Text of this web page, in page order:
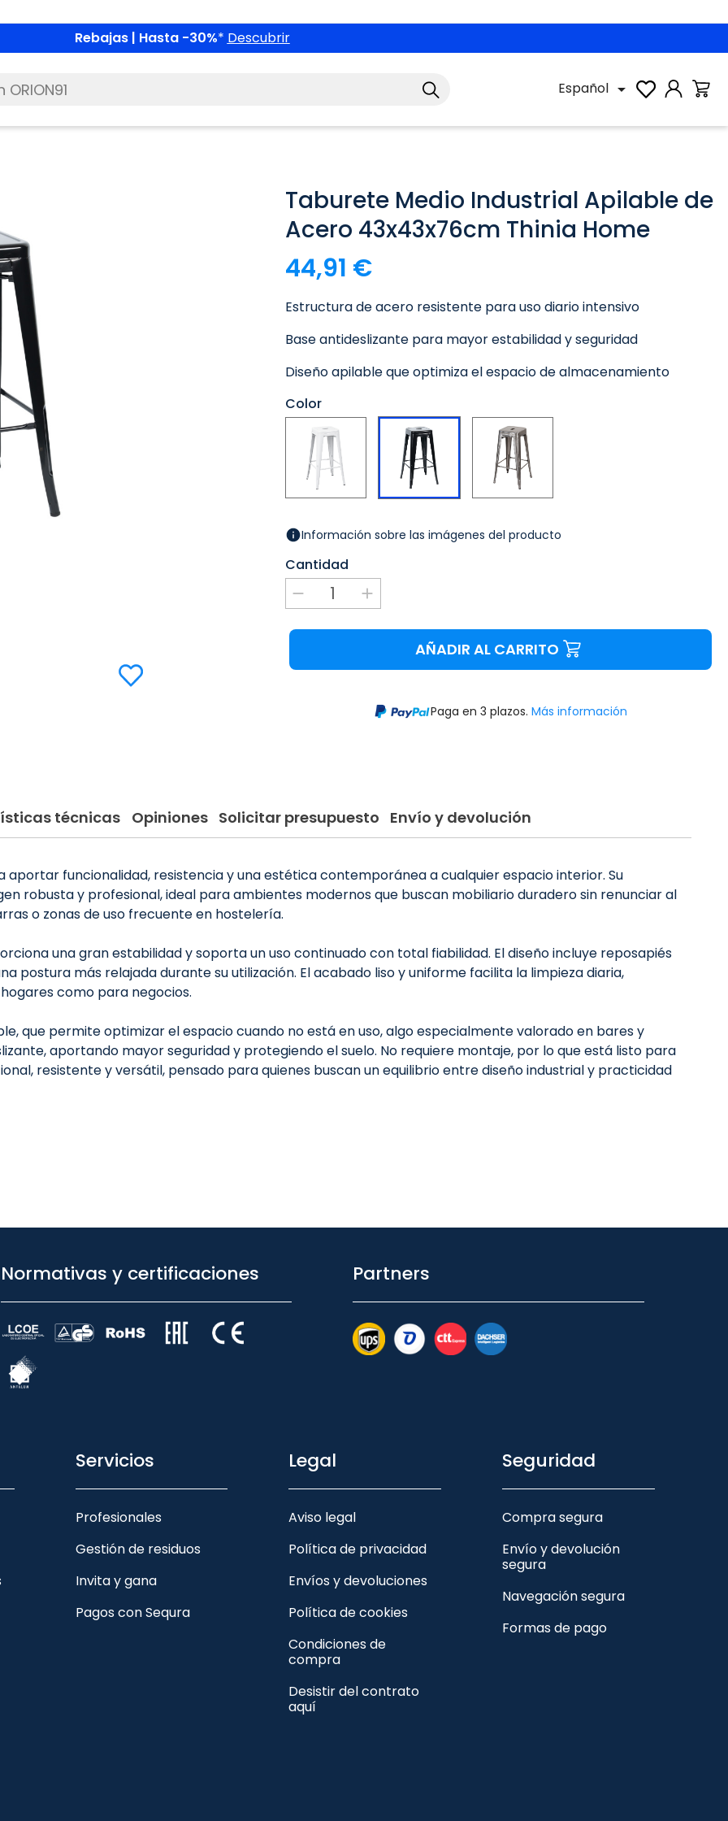
Rebajas | Hasta -30%* Descubrir
Español 
Taburete Medio Industrial Apilable de
Acero 43x43x76cm Thinia Home
44,91 €
Estructura de acero resistente para uso diario intensivo
Base antideslizante para mayor estabilidad y seguridad
Diseño apilable que optimiza el espacio de almacenamiento
Color
Blanco Negro Plateado
Información sobre las imágenes del producto
Cantidad
AÑADIR AL CARRITO
Paga en 3 plazos. Más información
técnicas Opiniones Solicitar presupuesto Envío y devolución
funcionalidad, resistencia y una estética contemporánea a cualquier espacio interior. Su
robusta y profesional, ideal para ambientes modernos que buscan mobiliario duradero sin renunciar al
o zonas de uso frecuente en hostelería.
una gran estabilidad y soporta un uso continuado con total fiabilidad. El diseño incluye reposapiés
postura más relajada durante su utilización. El acabado liso y uniforme facilita la limpieza diaria,
como para negocios.
que permite optimizar el espacio cuando no está en uso, algo especialmente valorado en bares y
aportando mayor seguridad y protegiendo el suelo. No requiere montaje, por lo que está listo para
resistente y versátil, pensado para quienes buscan un equilibrio entre diseño industrial y practicidad
Normativas y certificaciones Partners
Servicios
Profesionales
Gestión de residuos
Invita y gana
Pagos con Sequra
Legal
Aviso legal
Política de privacidad
Envíos y devoluciones
Política de cookies
Condiciones de
compra
Desistir del contrato
aquí
Seguridad
Compra segura
Envío y devolución
segura
Navegación segura
Formas de pago